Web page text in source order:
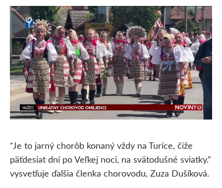
“Je to jarný chorôb konaný vždy na Turíce, čiže
päťdesiat dní po Veľkej noci, na svätodušné sviatky.”
vysvetľuje ďalšia členka chorovodu, Zuza Dušíková.